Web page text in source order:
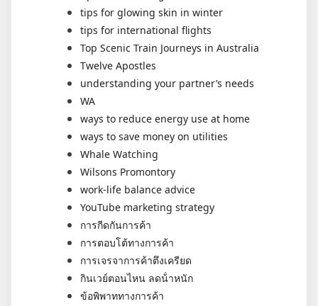
tips for glowing skin in winter
tips for international flights
Top Scenic Train Journeys in Australia
Twelve Apostles
understanding your partner’s needs
WA
ways to reduce energy use at home
ways to save money on utilities
Whale Watching
Wilsons Promontory
work-life balance advice
YouTube marketing strategy
การกีดกันการค้า
การตอบโต้ทางการค้า
การเจรจาการค้าตึงเครียด
กินเวย์ตอนไหน ลดน้ําหนัก
ข้อพิพาททางการค้า